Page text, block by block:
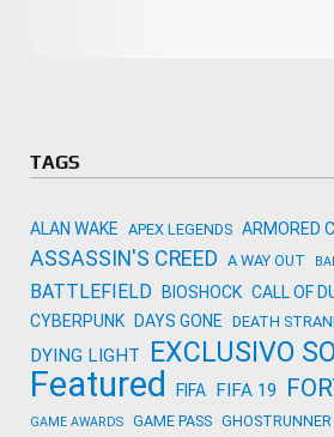
TAGS
ALAN WAKE APEX LEGENDS ARMORED
ASSASSIN'S CREED A WAY OUT
BATTLEFIELD BIOSHOCK CALL OF
CYBERPUNK DAYS GONE DEATH
DYING LIGHT EXCLUSIVO
Featured FIFA FIFA 19
GAME AWARDS GAME PASS GHOSTRUNNER